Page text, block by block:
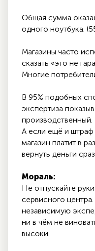
Общая сумма
одного ноутбука.
Магазины часто
сказать «это не
Многие
В 95% подобных
экспертиза
производственный.
А если ещё и штраф
магазин платит в
вернуть деньги
Мораль:
Не отпускайте
сервисного
независимую
ни в чём не
высоки.